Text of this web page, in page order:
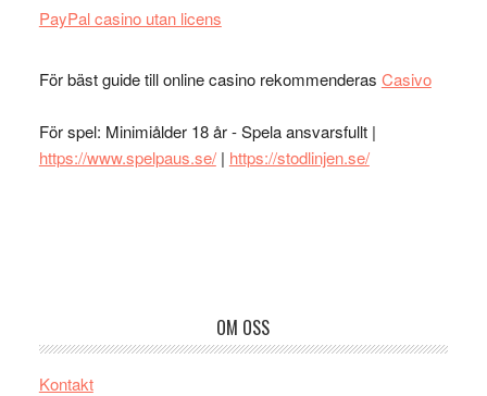
PayPal casino utan licens
För bäst guide till online casino rekommenderas Casivo
För spel: Minimiålder 18 år - Spela ansvarsfullt |
https://www.spelpaus.se/| https://stodlinjen.se/
OM OSS
Kontakt